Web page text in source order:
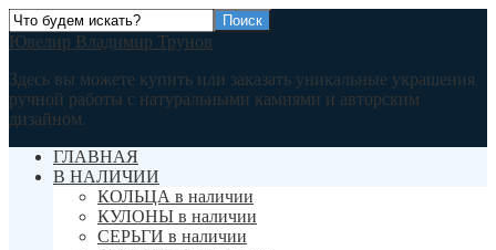
Ювелир Владимир Трунов
Здесь вы можете купить или заказать уникальные украшения
ручной работы с натуральными камнями и авторским
дизайном.
ГЛАВНАЯ
В НАЛИЧИИ
КОЛЬЦА в наличии
КУЛОНЫ в наличии
СЕРЬГИ в наличии